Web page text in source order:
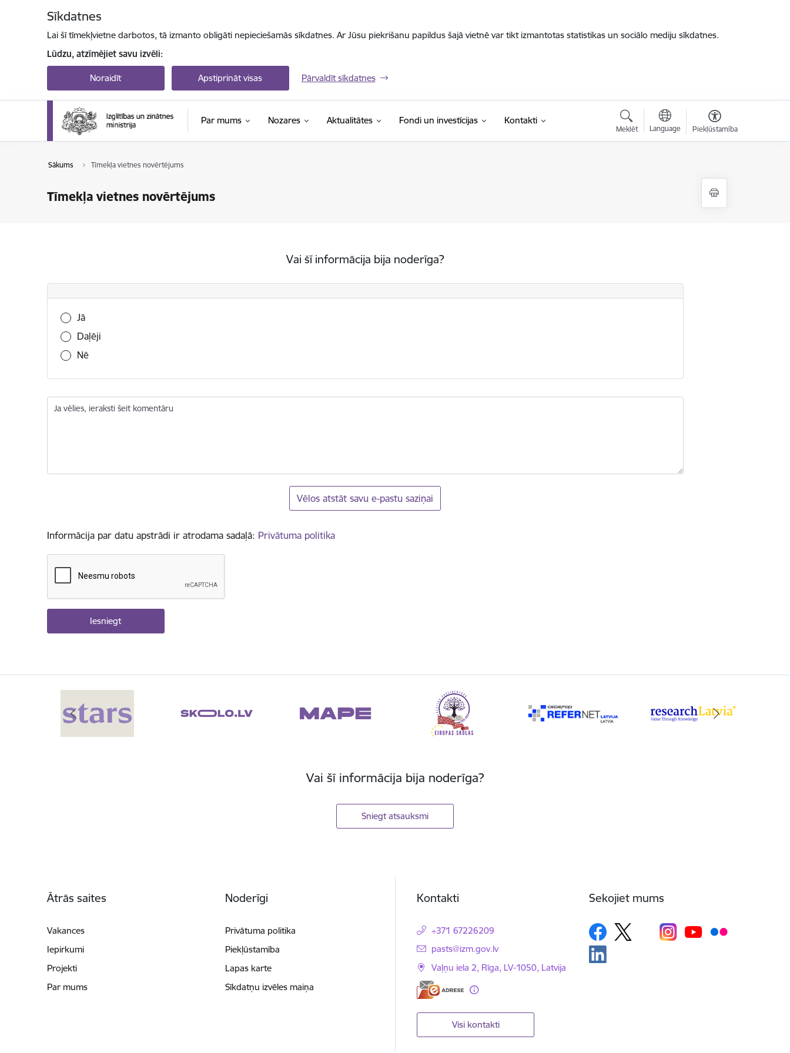
Sīkdatnes
Lai šī tīmekļvietne darbotos, tā izmanto obligāti nepieciešamās sīkdatnes. Ar Jūsu piekrišanu papildus šajā vietnē var tikt izmantotas statistikas un sociālo mediju sīkdatnes.
Lūdzu, atzīmējiet savu izvēli:
Noraidīt Apstiprināt visas Pārvaldīt sīkdatnes
Par mums Nozares Aktualitātes Fondi un investīcijas Kontakti
Meklēt Language Piekļūstamība
Sākums Tīmekļa vietnes novērtējums
Tīmekļa vietnes novērtējums
Vai šī informācija bija noderīga?
Vai šī informācija bija noderīga?
Jā
Daļēji
Nē
Ja vēlies, ieraksti šeit komentāru
Vēlos atstāt savu e-pastu saziņai
Informācija par datu apstrādi ir atrodama sadaļā: Privātuma politika
Vai šī informācija bija noderīga?
Sniegt atsauksmi
Ātrās saites
Vakances
Iepirkumi
Projekti
Par mums
Noderīgi
Privātuma politika
Piekļūstamība
Lapas karte
Sīkdatņu izvēles maiņa
Kontakti
+371 67226209
E-pasts:
pasts@izm.gov.lv
Vaļņu iela 2, Rīga, LV-1050, Latvija
Visi kontakti
Sekojiet mums